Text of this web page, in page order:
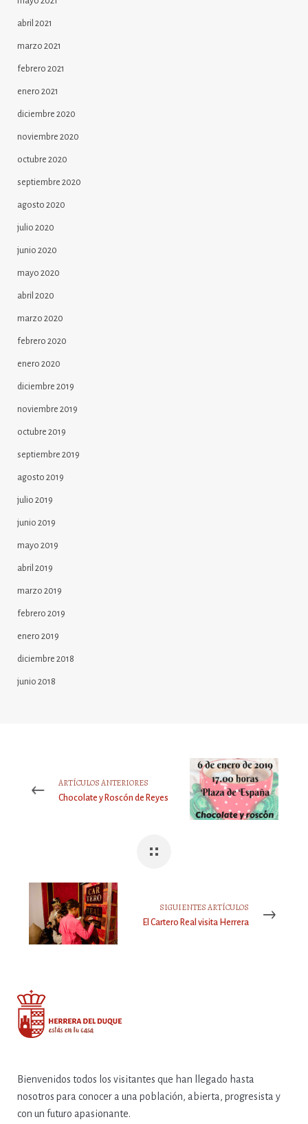
abril 2021
marzo 2021
febrero 2021
enero 2021
diciembre 2020
noviembre 2020
octubre 2020
septiembre 2020
agosto 2020
julio 2020
junio 2020
mayo 2020
abril 2020
marzo 2020
febrero 2020
enero 2020
diciembre 2019
noviembre 2019
octubre 2019
septiembre 2019
agosto 2019
julio 2019
junio 2019
mayo 2019
abril 2019
marzo 2019
febrero 2019
enero 2019
diciembre 2018
junio 2018
ARTÍCULOS ANTERIORES
Chocolate y Roscón de Reyes
SIGUIENTES ARTÍCULOS
El Cartero Real visita Herrera
Bienvenidos todos los visitantes que han llegado hasta
nosotros para conocer a una población, abierta, progresista y
con un futuro apasionante.